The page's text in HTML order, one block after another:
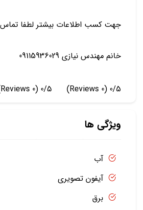
جهت کسب اطلاعات بیشتر لطفا تماس
خانم مهندس نیازی 09115936029
0/5
(0 Reviews)
0/5
(0 Reviews)
ویژگی ها
آب
آیفون تصویری
برق